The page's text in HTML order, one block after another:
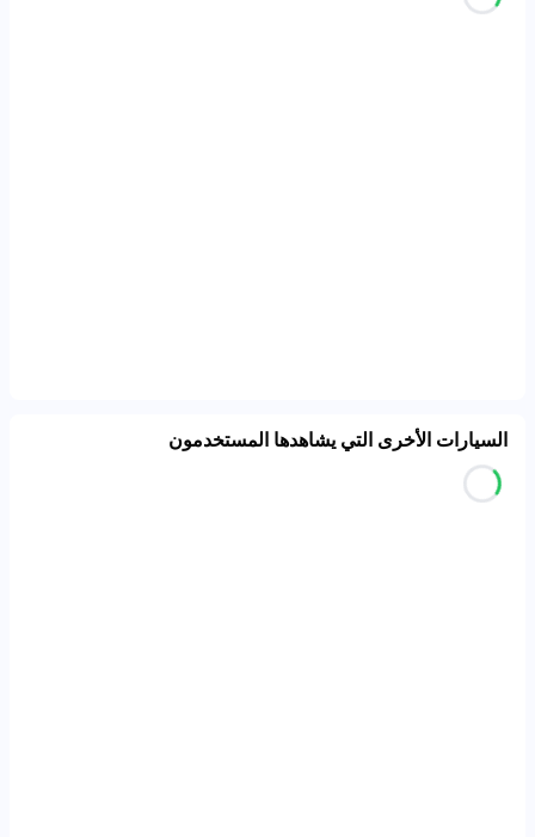
السيارات الأخرى التي يشاهدها المستخدمون